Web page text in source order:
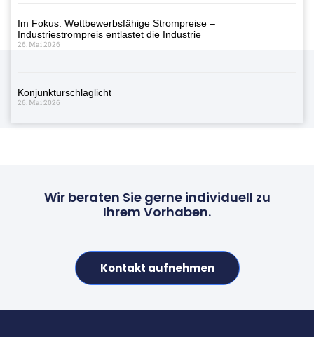
Im Fokus: Wettbewerbsfähige Strompreise –
Industriestrompreis entlastet die Industrie
26. Mai 2026
Konjunkturschlaglicht
26. Mai 2026
Wir beraten Sie gerne individuell zu
Ihrem Vorhaben.
Kontakt aufnehmen